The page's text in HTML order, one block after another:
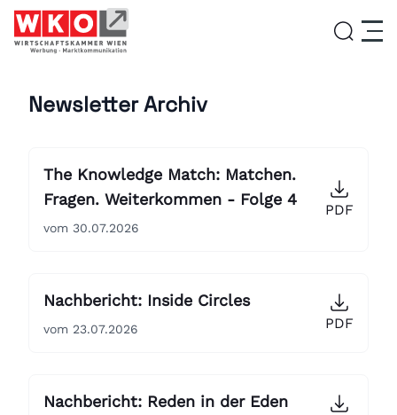
Service
Aktivitäten
Über uns
Lehrlingsinitiative
Newsletter Archiv
The Knowledge Match: Matchen.
Fragen. Weiterkommen - Folge 4
vom 30.07.2026
PDF
Nachbericht: Inside Circles
vom 23.07.2026 PDF
Nachbericht: Reden in der Eden